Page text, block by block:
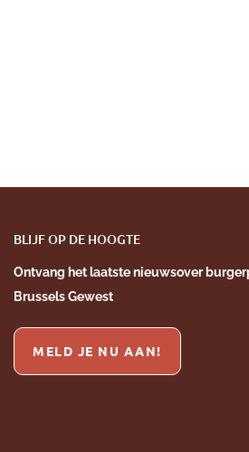
BLIJF OP DE HOOGTE
Ontvang het laatste nieuwsover
Brussels Gewest
MELD JE NU AAN!